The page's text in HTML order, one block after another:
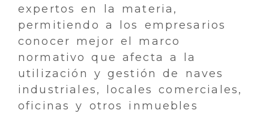
expertos en la materia,
permitiendo a los empresarios
conocer mejor el marco
normativo que afecta a la
utilización y gestión de naves
industriales, locales comerciales,
oficinas y otros inmuebles